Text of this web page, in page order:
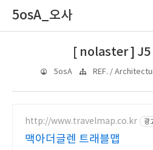
5osA_오사
[ nolaster ] J5
5osA REF. /
http://www.travelmap.co.kr 광
맥아더글렌 트래블맵